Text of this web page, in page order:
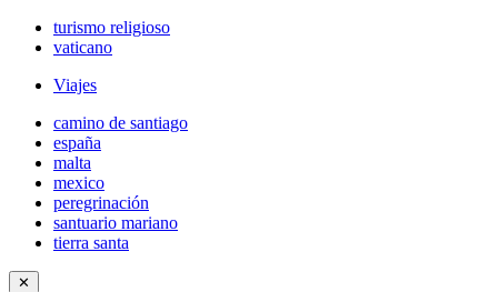
turismo religioso
vaticano
Viajes
camino de santiago
españa
malta
mexico
peregrinación
santuario mariano
tierra santa
✕